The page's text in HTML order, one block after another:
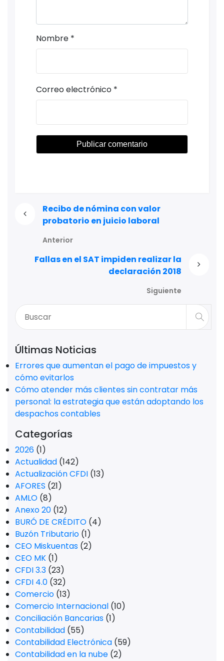
Nombre *
Correo electrónico *
Recibo de nómina con valor
probatorio en juicio laboral
Anterior
Fallas en el SAT impiden realizar la
declaración 2018
Siguiente
Últimas Noticias
Errores que aumentan el pago de impuestos y
cómo evitarlos
Cómo atender más clientes sin contratar más
personal: la estrategia que están adoptando los
despachos contables
Categorías
2026 (1)
Actualidad (142)
Actualización CFDI (13)
AFORES (21)
AMLO (8)
Anexo 20 (12)
BURÓ DE CRÉDITO (4)
Buzón Tributario (1)
CEO Miskuentas (2)
CEO MK (1)
CFDI 3.3 (23)
CFDI 4.0 (32)
Comercio (13)
Comercio Internacional (10)
Conciliación Bancarias (1)
Contabilidad (55)
Contabilidad Electrónica (59)
Contabilidad en la nube (2)